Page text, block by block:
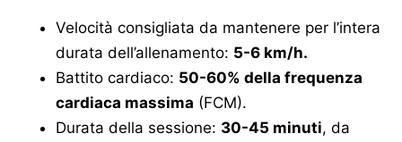
Velocità consigliata da mantenere per l’intera
durata dell’allenamento: 5-6 km/h.
Battito cardiaco: 50-60% della frequenza
cardiaca massima (FCM).
Durata della sessione: 30-45 minuti, da